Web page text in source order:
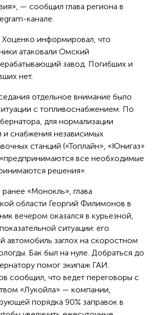
— сообщил глава региона в
канале.
Хоценко информировал, что
атаковали Омский
завод. Погибших и
нет.
отдельное внимание было
с топливоснабжением. По
для нормализации
и снабжения независимых
станций («Топлайн», «Юнигаз»
все необходимые
решения».
ранее «Монокль», глава
области Георгий Филимонов в
вечером оказался в курьезной,
ситуации: его
автомобиль заглох на скоростном
Бак был на нуле. Добраться до
помог экипаж ГАИ.
сообщил, что ведет переговоры с
«Лукойла» — компании,
порядка 90% заправок в